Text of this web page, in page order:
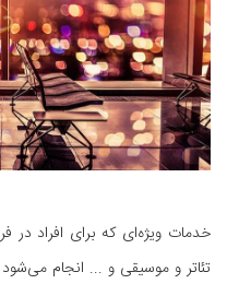
خدمات ویژه‌ای که برای افراد در